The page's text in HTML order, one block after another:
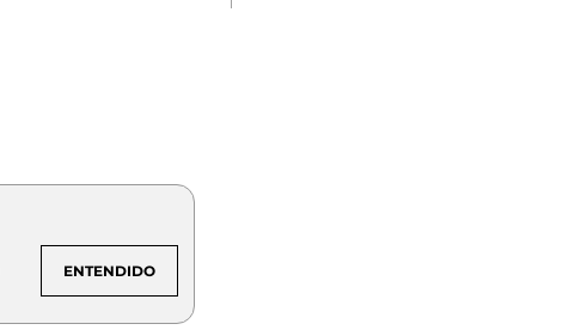
ENTENDIDO